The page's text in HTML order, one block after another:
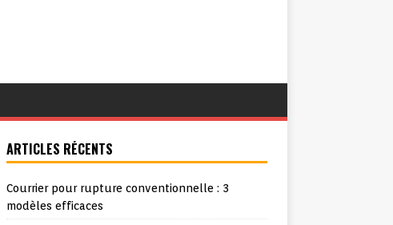
ARTICLES RÉCENTS
Courrier pour rupture conventionnelle : 3
modèles efficaces